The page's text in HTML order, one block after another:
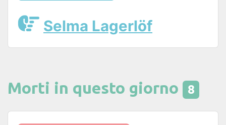
Selma Lagerlöf
Morti in questo giorno 8